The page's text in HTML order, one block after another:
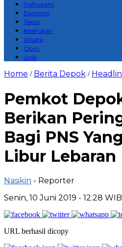
Polhukam
Ekonomi
Tekno
Kesehatan
Wisata
Opini
Unik
Home / Berita Depok /
Pemkot
Berikan
Bagi PNS
Libur Lebaran
Nasikin - Reporter
Senin, 10 Juni 2019 - 12:28 WIB
URL berhasil dicopy